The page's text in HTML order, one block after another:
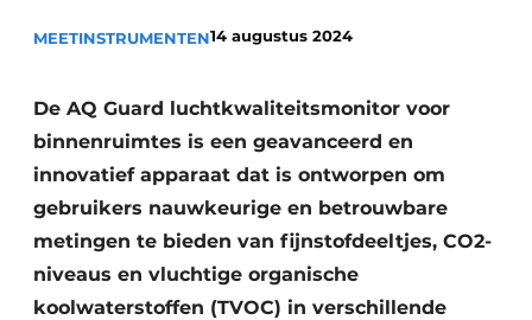
Vacature aanmelden
Video’s
Binnenklimaat
Brandbeveiliging
Ventilatie
Warmtepompen
MEETINSTRUMENTEN14 augustus 2024
De AQ Guard luchtkwaliteitsmonitor voor
binnenruimtes is een geavanceerd en
innovatief apparaat dat is ontworpen om
gebruikers nauwkeurige en betrouwbare
metingen te bieden van fijnstofdeeltjes, CO2-
niveaus en vluchtige organische
koolwaterstoffen (TVOC) in verschillende